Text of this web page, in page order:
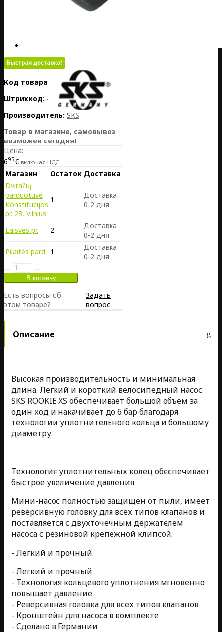
Код товара:
DE25-11249
Штрихкод: 4002556654535
Производитель: SKS
Товар в магазине, самовывоз
возможен сегодня!
Цена:
695€ включая НДС
Магазин Остаток Доставка
Dviračių
parduotuvė
Konstitucijos
pr. 23, Vilnius
1
Доставка
0-2 дня
Laisves pr. 2
Доставка
0-2 дня
Pilaitės pard. 1
Доставка
0-2 дня
Есть вопросы об
этом товаре?
Задать
вопрос
Описание
Высокая производительность и минимальная
длина. Легкий и короткий велосипедный насос
SKS ROOKIE XS обеспечивает большой объем за
один ход и накачивает до 6 бар благодаря
технологии уплотнительного кольца и большому
диаметру.
Технология уплотнительных колец обеспечивает
быстрое увеличение давления
Мини-насос полностью защищен от пыли, имеет
реверсивную головку для всех типов клапанов и
поставляется с двухточечным держателем
насоса с резиновой крепежной клипсой.
- Легкий и прочный.
- Легкий и прочный
- Технология кольцевого уплотнения мгновенно
повышает давление
- Реверсивная головка для всех типов клапанов
- Кронштейн для насоса в комплекте
- Сделано в Германии